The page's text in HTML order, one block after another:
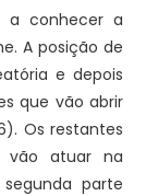
a conhecer a
A posição de
e depois
que vão abrir
Os restantes
vão atuar na
parte